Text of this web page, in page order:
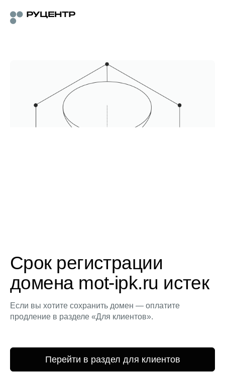
Срок регистрации
домена mot-ipk.ru истек
Если вы хотите сохранить домен — оплатите
продление в разделе «Для клиентов».
Перейти в раздел для клиентов